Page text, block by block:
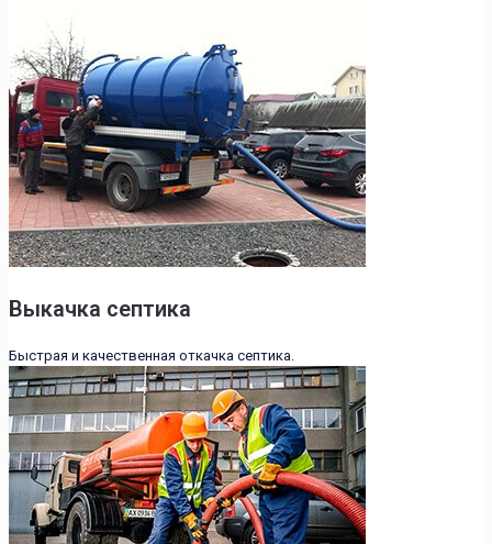
Выкачка септика
Быстрая и качественная откачка септика.